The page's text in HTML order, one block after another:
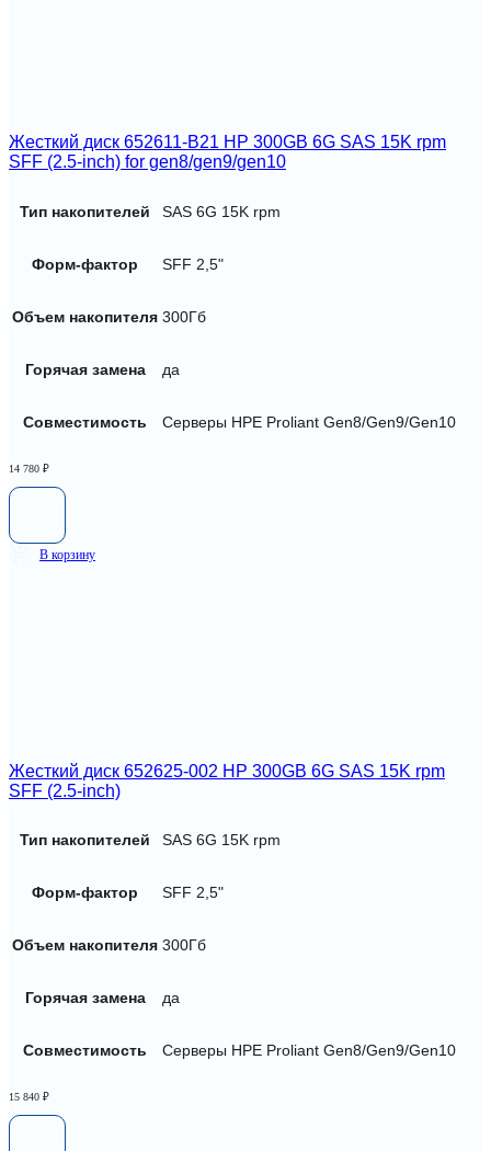
Жесткий диск 652611-B21 HP 300GB 6G SAS 15K rpm
SFF (2.5-inch) for gen8/gen9/gen10
Тип накопителей SAS 6G 15K rpm
Форм-фактор SFF 2,5"
Объем накопителя 300Гб
Горячая замена да
Совместимость Серверы HPE Proliant Gen8/Gen9/Gen10
14 780 ₽
В корзину
Жесткий диск 652625-002 HP 300GB 6G SAS 15K rpm
SFF (2.5-inch)
Тип накопителей SAS 6G 15K rpm
Форм-фактор SFF 2,5"
Объем накопителя 300Гб
Горячая замена да
Совместимость Серверы HPE Proliant Gen8/Gen9/Gen10
15 840 ₽